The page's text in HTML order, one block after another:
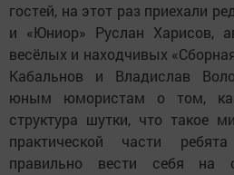
гостей, на этот раз приехали
и «Юниор» Руслан Харисов,
весёлых и находчивых
Кабальнов и Владислав
юным юмористам о том, как
структура шутки, что такое
практической части
правильно вести себя на